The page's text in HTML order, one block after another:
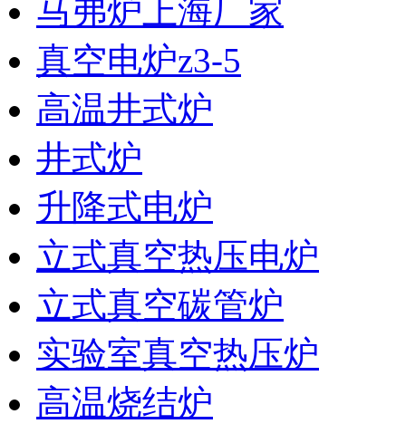
马弗炉上海厂家
真空电炉z3-5
高温井式炉
井式炉
升降式电炉
立式真空热压电炉
立式真空碳管炉
实验室真空热压炉
高温烧结炉